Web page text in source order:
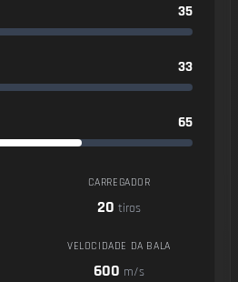
35
33
65
CARREGADOR
20 tiros
VELOCIDADE DA BALA
600 m/s